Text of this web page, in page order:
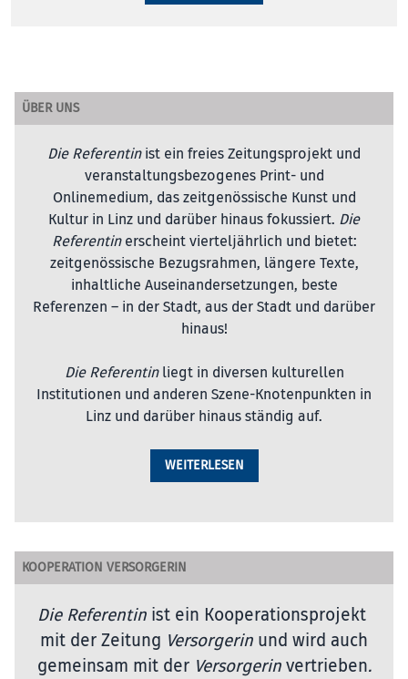
ÜBER UNS
Die Referentinist ein freies Zeitungsprojekt und
veranstaltungsbezogenes Print- und
Onlinemedium, das zeitgenössische Kunst und
Kultur in Linz und darüber hinaus fokussiert. Die
Referentinerscheint vierteljährlich und bietet:
zeitgenössische Bezugsrahmen, längere Texte,
inhaltliche Auseinandersetzungen, beste
Referenzen – in der Stadt, aus der Stadt und darüber
hinaus!
Die Referentinliegt in diversen kulturellen
Institutionen und anderen Szene-Knotenpunkten in
Linz und darüber hinaus ständig auf.
WEITERLESEN
KOOPERATION VERSORGERIN
Die Referentin ist ein Kooperationsprojekt
mit der Zeitung Versorgerin und wird auch
gemeinsam mit der Versorgerinvertrieben.